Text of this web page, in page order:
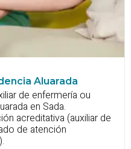
Aluarada
de enfermería ou
en Sada.
acreditativa (auxiliar de
de atención